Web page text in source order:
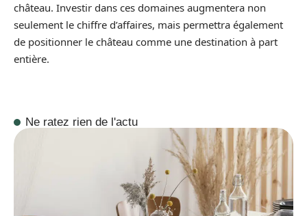
château. Investir dans ces domaines augmentera non
seulement le chiffre d’affaires, mais permettra également
de positionner le château comme une destination à part
entière.
Ne ratez rien de l'actu